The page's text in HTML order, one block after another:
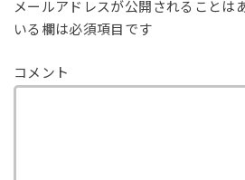
メールアドレスが公開されることは
いる欄は必須項目です
コメント